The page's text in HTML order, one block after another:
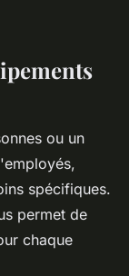
ou un
spécifiques.
permet de
chaque